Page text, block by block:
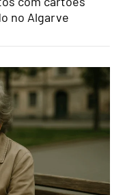
no Algarve